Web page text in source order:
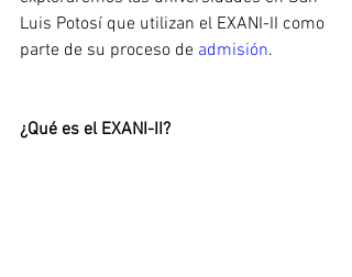
Luis Potosí que utilizan el EXANI-II como
parte de su proceso de admisión.
¿Qué es el EXANI-II?